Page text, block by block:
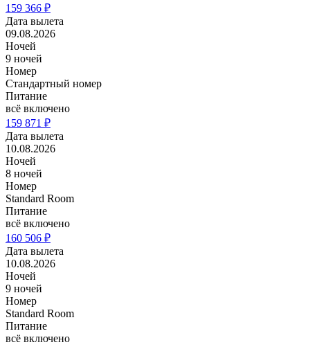
159 366 ₽
Дата вылета
09.08.2026
Ночей
9 ночей
Номер
Стандартный номер
Питание
всё включено
159 871 ₽
Дата вылета
10.08.2026
Ночей
8 ночей
Номер
Standard Room
Питание
всё включено
160 506 ₽
Дата вылета
10.08.2026
Ночей
9 ночей
Номер
Standard Room
Питание
всё включено